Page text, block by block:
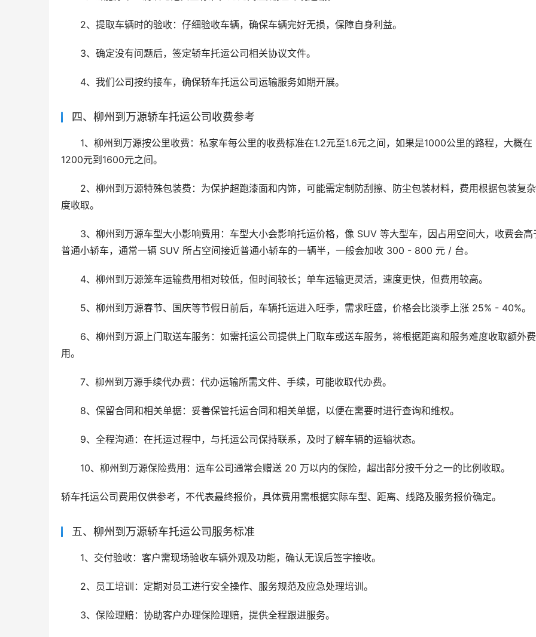
2、提取车辆时的验收：仔细验收车辆，确保车辆完好无损，保障自身利益。
3、确定没有问题后，签定轿车托运公司相关协议文件。
4、我们公司按约接车，确保轿车托运公司运输服务如期开展。
四、柳州到万源轿车托运公司收费参考
1、柳州到万源按公里收费：私家车每公里的收费标准在1.2元至1.6元之间，如果是1000公里的路程，大概在
1200元到1600元之间。
2、柳州到万源特殊包装费：为保护超跑漆面和内饰，可能需定制防刮擦、防尘包装材料，费用根据包装复
度收取。
3、柳州到万源车型大小影响费用：车型大小会影响托运价格，像 SUV 等大型车，因占用空间大，收费会高
普通小轿车，通常一辆 SUV 所占空间接近普通小轿车的一辆半，一般会加收 300 - 800 元 / 台。
4、柳州到万源笼车运输费用相对较低，但时间较长；单车运输更灵活，速度更快，但费用较高。
5、柳州到万源春节、国庆等节假日前后，车辆托运进入旺季，需求旺盛，价格会比淡季上涨 25% - 40%。
6、柳州到万源上门取送车服务：如需托运公司提供上门取车或送车服务，将根据距离和服务难度收取额外费
用。
7、柳州到万源手续代办费：代办运输所需文件、手续，可能收取代办费。
8、保留合同和相关单据：妥善保管托运合同和相关单据，以便在需要时进行查询和维权。
9、全程沟通：在托运过程中，与托运公司保持联系，及时了解车辆的运输状态。
10、柳州到万源保险费用：运车公司通常会赠送 20 万以内的保险，超出部分按千分之一的比例收取。
轿车托运公司费用仅供参考，不代表最终报价，具体费用需根据实际车型、距离、线路及服务报价确定。
五、柳州到万源轿车托运公司服务标准
1、交付验收：客户需现场验收车辆外观及功能，确认无误后签字接收。
2、员工培训：定期对员工进行安全操作、服务规范及应急处理培训。
3、保险理赔：协助客户办理保险理赔，提供全程跟进服务。